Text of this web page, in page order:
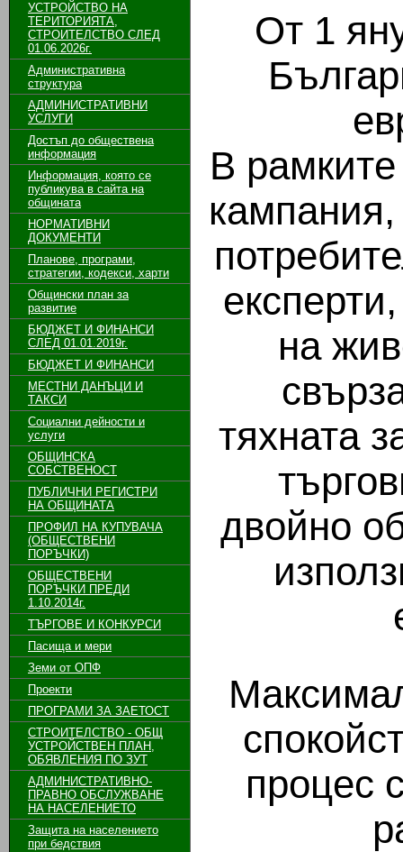
УСТРОЙСТВО НА
ТЕРИТОРИЯТА,
СТРОИТЕЛСТВО СЛЕД
01.06.2026г.
Административна
структура
АДМИНИСТРАТИВНИ
УСЛУГИ
Достъп до обществена
информация
Информация, която се
публикува в сайта на
общината
НОРМАТИВНИ
ДОКУМЕНТИ
Планове, програми,
стратегии, кодекси, харти
Общински план за
развитие
БЮДЖЕТ И ФИНАНСИ
СЛЕД 01.01.2019г.
БЮДЖЕТ И ФИНАНСИ
МЕСТНИ ДАНЪЦИ И
ТАКСИ
Социални дейности и
услуги
ОБЩИНСКА
СОБСТВЕНОСТ
ПУБЛИЧНИ РЕГИСТРИ
НА ОБЩИНАТА
ПРОФИЛ НА КУПУВАЧА
(ОБЩЕСТВЕНИ
ПОРЪЧКИ)
ОБЩЕСТВЕНИ
ПОРЪЧКИ ПРЕДИ
1.10.2014г.
ТЪРГОВЕ И КОНКУРСИ
Пасища и мери
Земи от ОПФ
Проекти
ПРОГРАМИ ЗА ЗАЕТОСТ
СТРОИТЕЛСТВО - ОБЩ
УСТРОЙСТВЕН ПЛАН,
ОБЯВЛЕНИЯ ПО ЗУТ
АДМИНИСТРАТИВНО-
ПРАВНО ОБСЛУЖВАНЕ
НА НАСЕЛЕНИЕТО
Защита на населението
при бедствия
От 1
В
на
тяхната
двойно
процес